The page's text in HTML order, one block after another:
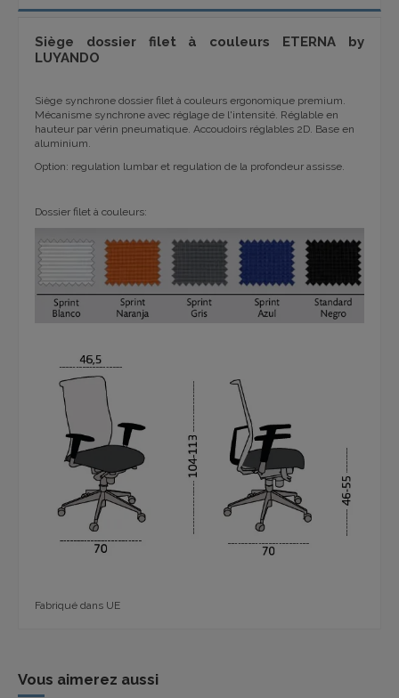
Siège dossier filet à couleurs ETERNA by
LUYANDO
Siège synchrone dossier filet à couleurs ergonomique premium.
Mécanisme synchrone avec réglage de l'intensité. Réglable en
hauteur par vérin pneumatique. Accoudoirs réglables 2D. Base en
aluminium.
Option: regulation lumbar et regulation de la profondeur assisse.
Dossier filet à couleurs:
Fabriqué dans UE
Vous aimerez aussi